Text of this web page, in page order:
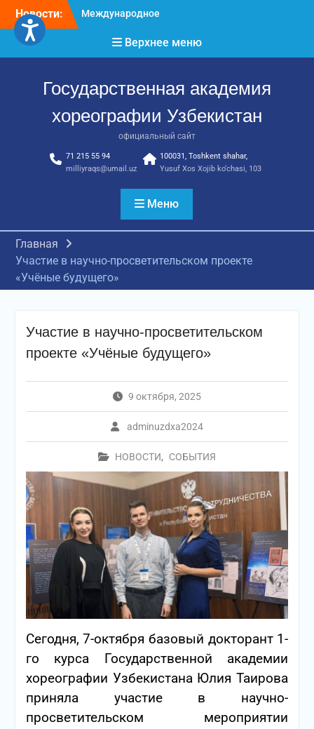
Перейти
содержимому
Новости:
хореографов
пространство!
достижения молодых
хореографов!
Верхнее меню
Государственная академия
хореографии Узбекистан
официальный сайт
71 215 55 94
milliyraqs@umail.uz
100031, Toshkent shahar,
Yusuf Xos Xojib ko‘chasi, 103
Меню
Главная
Участие в научно-просветительском проекте
«Учёные будущего»
Участие в научно-просветительском
проекте «Учёные будущего»
9 октября, 2025
adminuzdxa2024
НОВОСТИ, СОБЫТИЯ
Сегодня, 7-октября базовый докторант 1-
го курса Государственной академии
хореографии Узбекистана Юлия Таирова
приняла участие в научно-
просветительском мероприятии